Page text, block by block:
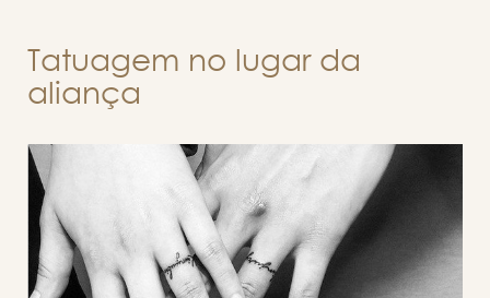
Tatuagem no lugar da
aliança